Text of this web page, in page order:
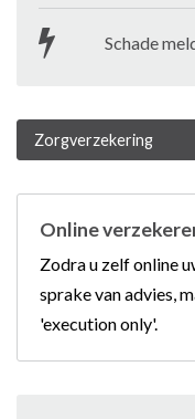
Schade
Zorgverzekering
Online
Zodra u zelf online
sprake van advies,
'execution only'.